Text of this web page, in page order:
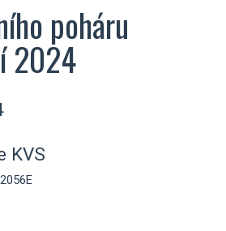
poháru
2024
KVS